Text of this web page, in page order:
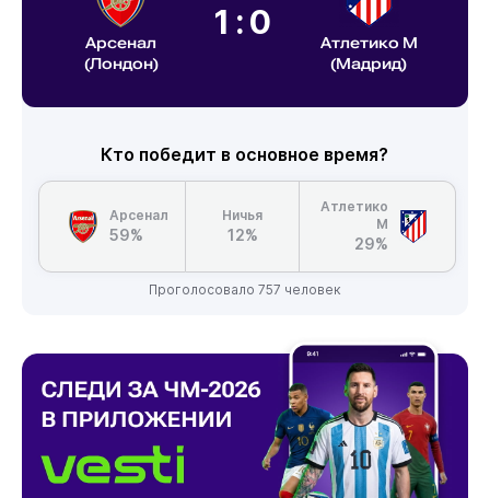
Арсенал
(Лондон)
1:0
Атлетико М
(Мадрид)
Кто победит в основное время?
Арсенал
59%
Ничья
12%
Атлетико
М
29%
Проголосовало 757 человек